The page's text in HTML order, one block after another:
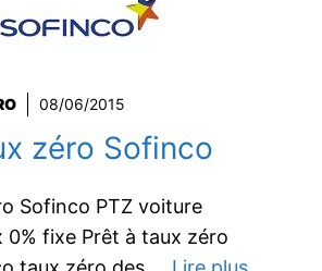
08/06/2015
zéro Sofinco
Sofinco PTZ voiture
0% fixe Prêt à taux zéro